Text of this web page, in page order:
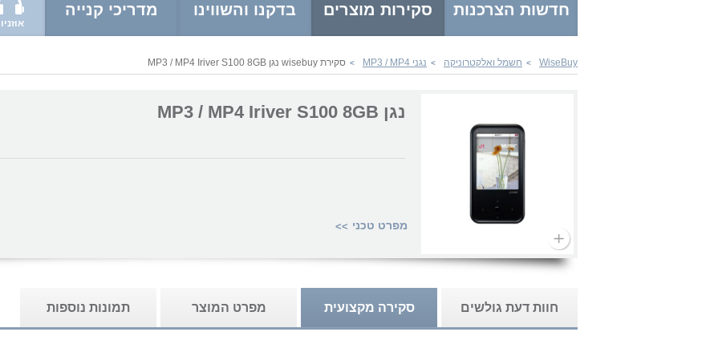
חדשות הצרכנות סקירות מוצרים בדקנו והשווינו מדריכי קנייה
WiseBuy
> חשמל ואלקטרוניקה > נגני MP3 / MP4 > סקירת wisebuy נגן MP3 / MP4 Iriver S100 8GB
נגן MP3 / MP4 Iriver S100 8GB
מפרט טכני >>
חוות דעת גולשים סקירה מקצועית מפרט המוצר תמונות נוספות